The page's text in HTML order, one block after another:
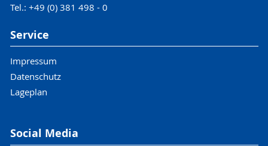
Tel.: +49 (0) 381 498 - 0
Service
Impressum
Datenschutz
Lageplan
Social Media